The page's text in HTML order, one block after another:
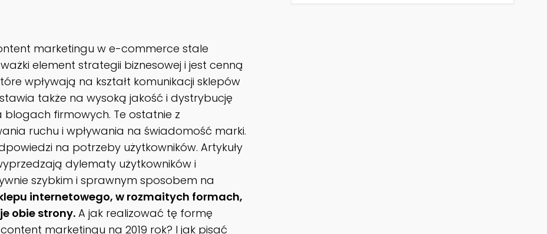
marketingu w e-commerce stale
element strategii biznesowej i jest cenną
wpływają na kształt komunikacji sklepów
także na wysoką jakość i dystrybucję
blogach firmowych. Te ostatnie z
ruchu i wpływania na świadomość marki.
na potrzeby użytkowników. Artykuły
dylematy użytkowników i
szybkim i sprawnym sposobem na
internetowego, w rozmaitych formach,
obie strony.A jak realizować tę formę
marketingu na 2019 rok? I jak pisać